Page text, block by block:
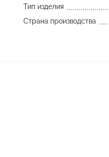
Тип изделия
Страна производства